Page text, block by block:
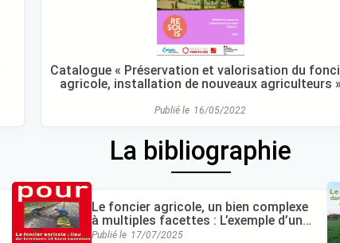
Catalogue « Préservation et valorisation du
agricole, installation de nouveaux agriculteurs »
Publié le 16/05/2022
La bibliographie
Le foncier agricole, un bien complexe
à multiples facettes : L’exemple d’un
projet d’acquisition collective en
Publié le 17/07/2025